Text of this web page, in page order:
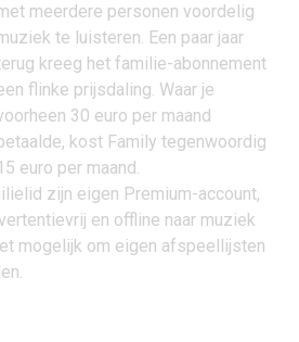
meerdere personen voordelig
te luisteren. Een paar jaar
kreeg het familie-abonnement
flinke prijsdaling. Waar je
30 euro per maand
kost Family tegenwoordig
euro per maand.
zijn eigen Premium-account,
en offline naar muziek
mogelijk om eigen afspeellijsten